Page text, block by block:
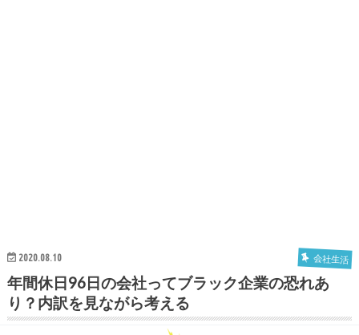
2020.08.10 会社生活
年間休日96日の会社ってブラック企業の恐れあ
り？内訳を見ながら考える